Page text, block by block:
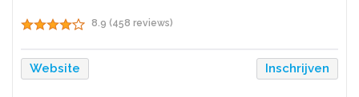
8.9 (458 reviews)
Website Inschrijven